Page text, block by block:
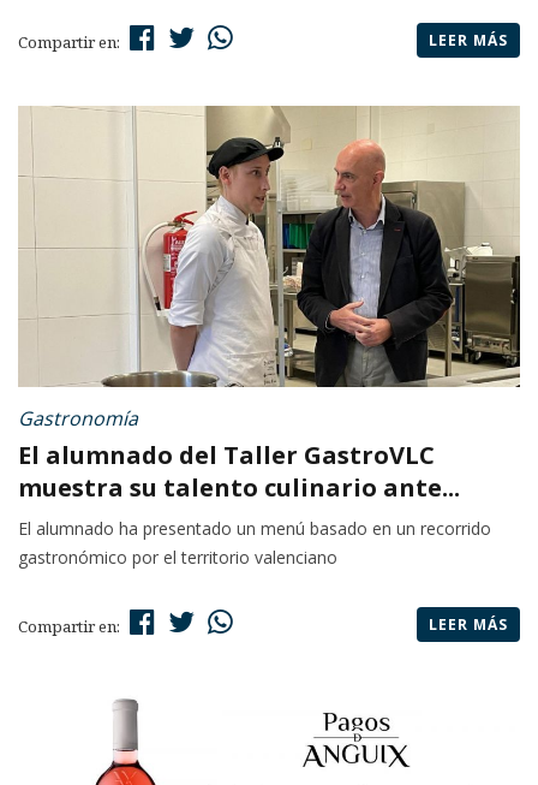
Compartir en: LEER MÁS
Gastronomía
El alumnado del Taller GastroVLC
muestra su talento culinario ante...
El alumnado ha presentado un menú basado en un recorrido
gastronómico por el territorio valenciano
Compartir en: LEER MÁS